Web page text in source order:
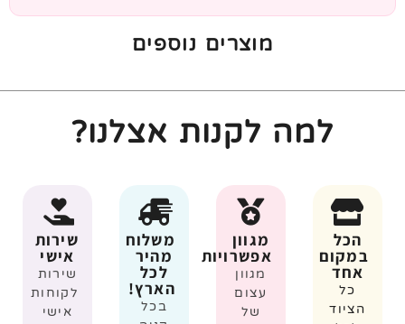
מוצרים נוספים
למה לקנות אצלנו?
הכל
במקום
אחד
כל
הציוד
מגוון
אפשרויות
מגוון
עצום
של
משלוח
מהיר
לכל
הארץ!
בכל
שירות
אישי
שירות
לקוחות
אישי